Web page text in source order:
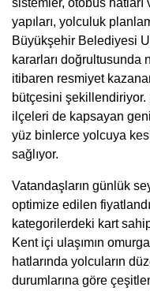
yapıları, yolculuk
Büyükşehir Belediyesi
kararları doğrultusunda
itibaren resmiyet
bütçesini şekillendiriyor.
ilçeleri de kapsayan
yüz binlerce yolcuya
sağlıyor.
Vatandaşların günlük
optimize edilen
kategorilerdeki kart
Kent içi ulaşımın
hatlarında yolcuların
durumlarına göre